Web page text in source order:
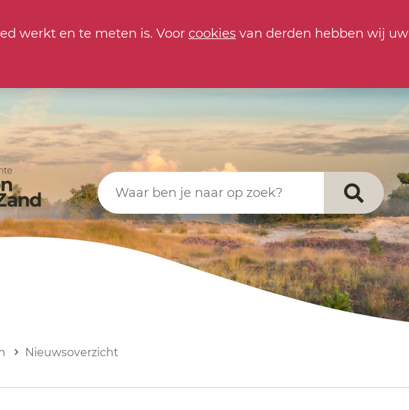
werkt en te meten is. Voor cookies van derden hebben wij uw
Waar ben je naar op zoek?
Nieuwsoverzicht